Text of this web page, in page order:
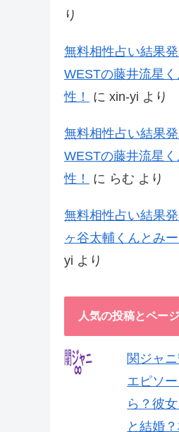
り
無料相性占い結果
WESTの藤井流星
性！
に xin-yi より
無料相性占い結果
WESTの藤井流星
性！
に らむ より
無料相性占い結果
ヶ谷太輔くんとみ
yi より
人気の投稿とページ
関ジャ
エピソ
ら？彼
と結婚